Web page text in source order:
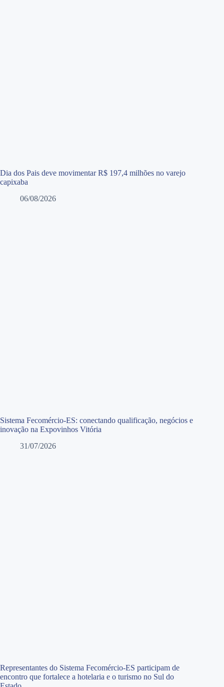
Dia dos Pais deve movimentar R$ 197,4 milhões no varejo
capixaba
06/08/2026
Sistema Fecomércio-ES: conectando qualificação, negócios e
inovação na Expovinhos Vitória
31/07/2026
Representantes do Sistema Fecomércio-ES participam de
encontro que fortalece a hotelaria e o turismo no Sul do